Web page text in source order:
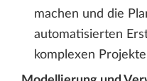
machen und die
automatisierten
komplexen